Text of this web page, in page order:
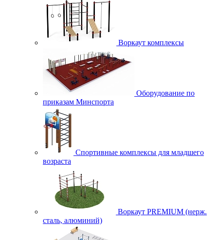
Воркаут комплексы
Оборудование по
приказам Минспорта
Спортивные комплексы для младшего
возраста
Воркаут PREMIUM (нерж.
сталь, алюминий)